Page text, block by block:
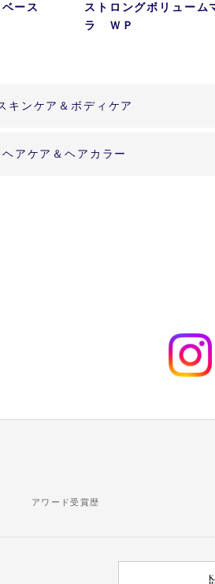
ース
ストロングボリューム
ラ ＷＰ
キンケア＆ボディケア
ヘアケア＆ヘアカラー
アワード受賞歴